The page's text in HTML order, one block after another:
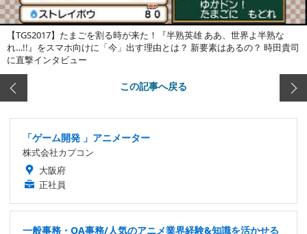
【TGS2017】たまごを割る時が来た！『半熟英雄 ああ、世界よ半熟な
れ…!!』をスマホ向けに「今」出す理由とは？ 新要素はあるの？ 時田貴司
に直撃インタビュー
この記事へ戻る
「ゲーム開発 」アニメーター
株式会社カプコン
大阪府
正社員
一般事務・OA事務/人気のアニメ業界経験&知識を活かせる